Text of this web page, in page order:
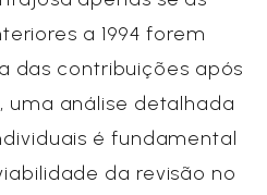
a 1994 forem
das contribuições após
uma análise detalhada
é fundamental
da revisão no